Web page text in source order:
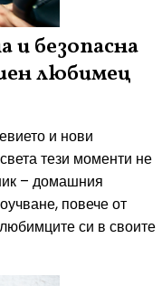
и безопасна
любимец
и нови
тези моменти не
– домашния
повече от
си в своите